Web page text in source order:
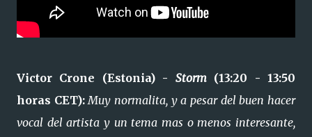
Victor Crone (Estonia) - Storm(13:20 - 13:50
horas CET): Muy normalita, y a pesar del buen hacer
vocal del artista y un tema mas o menos interesante,